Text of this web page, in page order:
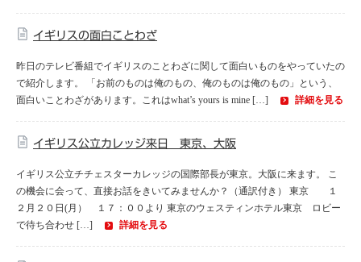
イギリスの面白ことわざ
昨日のテレビ番組でイギリスのことわざに関して面白いものをやっていたの
で紹介します。 「お前のものは俺のもの、俺のものは俺のもの」という、
面白いことわざがあります。これはwhat’s yours is mine […]
詳細を見る
イギリス公立カレッジ来日 東京、大阪
イギリス公立チチェスターカレッジの国際部長が東京。大阪に来ます。 こ
の機会に会って、直接お話をきいてみませんか？（通訳付き） 東京 １
２月２０日(月） １７：００より 東京のウェスティンホテル東京 ロビー
で待ち合わせ […]
詳細を見る